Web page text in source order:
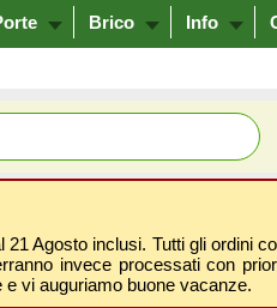
Brico Info
Agosto inclusi. Tutti gli ordini
invece processati con
vi auguriamo buone vacanze.